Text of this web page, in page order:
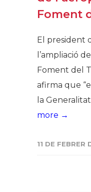
Foment
El president
l’ampliació
Foment del
afirma que
la
more →
11 DE FEBRER